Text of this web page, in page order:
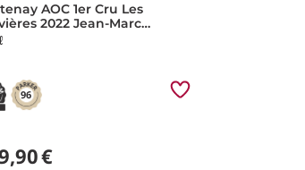
AOC 1er Cru Les
2022 Jean-Marc
96
€